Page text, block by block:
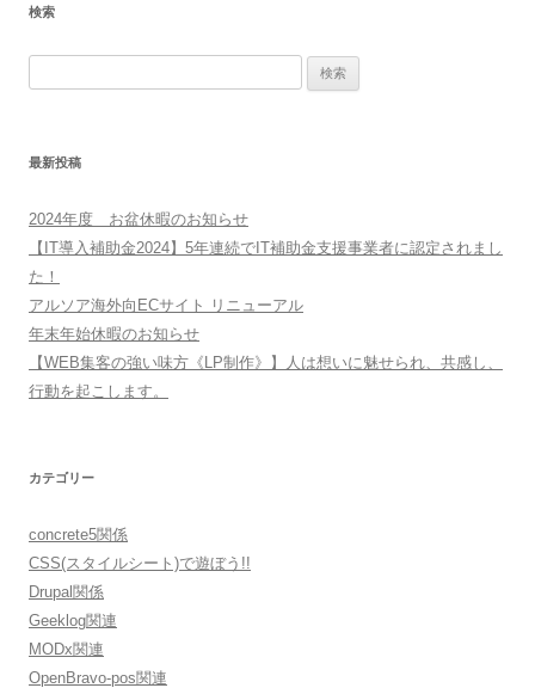
検索
最新投稿
2024年度 お盆休暇のお知らせ
【IT導入補助金2024】5年連続でIT補助金支援事業者に認定されまし
た！
アルソア海外向ECサイト リニューアル
年末年始休暇のお知らせ
【WEB集客の強い味方《LP制作》】人は想いに魅せられ、共感し、
行動を起こします。
カテゴリー
concrete5関係
CSS(スタイルシート)で遊ぼう!!
Drupal関係
Geeklog関連
MODx関連
OpenBravo-pos関連